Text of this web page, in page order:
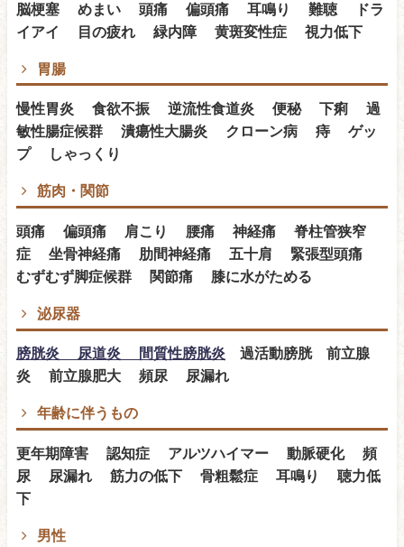
脳梗塞 めまい 頭痛 偏頭痛 耳鳴り 難聴 ドラ
イアイ 目の疲れ 緑内障 黄斑変性症 視力低下
胃腸
慢性胃炎 食欲不振 逆流性食道炎 便秘 下痢 過
敏性腸症候群 潰瘍性大腸炎 クローン病 痔 ゲッ
プ しゃっくり
筋肉・関節
頭痛 偏頭痛 肩こり 腰痛 神経痛 脊柱管狭窄
症 坐骨神経痛 肋間神経痛 五十肩 緊張型頭痛
むずむず脚症候群 関節痛 膝に水がためる
泌尿器
膀胱炎 尿道炎 間質性膀胱炎 過活動膀胱 前立腺
炎 前立腺肥大 頻尿 尿漏れ
年齢に伴うもの
更年期障害 認知症 アルツハイマー 動脈硬化 頻
尿 尿漏れ 筋力の低下 骨粗鬆症 耳鳴り 聴力低
下
男性